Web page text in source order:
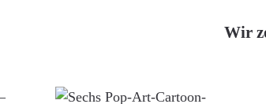
Wir